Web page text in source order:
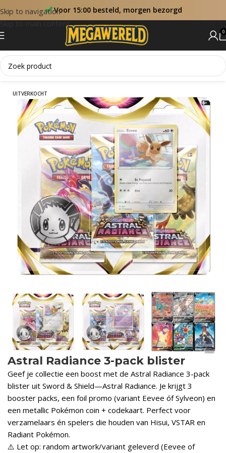
Skip to navigation
Skip to main content
Voor 15:00 besteld, morgen bezorgd
0
Home Sets Astral Radiance
UITVERKOCHT
Astral Radiance 3-pack blister
Geef je collectie een boost met de Astral Radiance 3-pack
blister uit Sword & Shield—Astral Radiance. Je krijgt 3
booster packs, een foil promo (variant Eevee óf Sylveon) en
een metallic Pokémon coin + codekaart. Perfect voor
verzamelaars én spelers die houden van Hisui, VSTAR en
Radiant Pokémon.
⚠️ Let op: random artwork/variant geleverd (Eevee of